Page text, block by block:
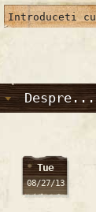
Despre...
Tue
08/27/13